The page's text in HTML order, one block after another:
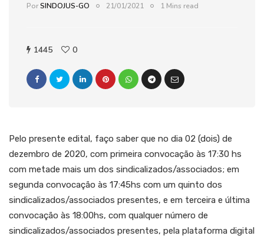
PorSINDOJUS-GO 21/01/2021 1 Mins read
1445 0
Pelo presente edital, faço saber que no dia 02 (dois) de
dezembro de 2020, com primeira convocação às 17:30 hs
com metade mais um dos sindicalizados/associados; em
segunda convocação às 17:45hs com um quinto dos
sindicalizados/associados presentes, e em terceira e última
convocação às 18:00hs, com qualquer número de
sindicalizados/associados presentes, pela plataforma digital